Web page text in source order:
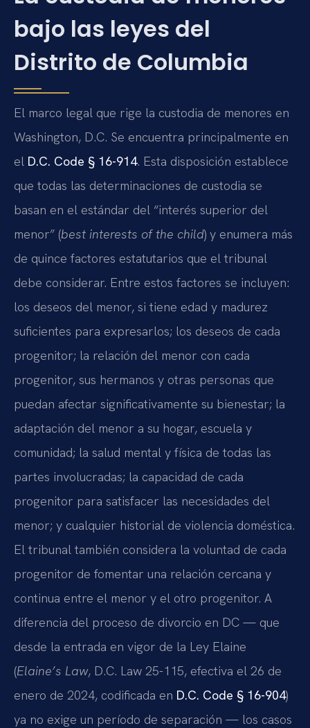
bajo las leyes del
Distrito de Columbia
El marco legal que rige la custodia de menores en
Washington, D.C. Se encuentra principalmente en
el D.C. Code § 16-914. Esta disposición establece
que todas las determinaciones de custodia se
basan en el estándar del “interés superior del
menor” (best interests of the child) y enumera más
de quince factores estatutarios que el tribunal
debe considerar. Entre estos factores se incluyen:
los deseos del menor, si tiene edad y madurez
suficientes para expresarlos; los deseos de cada
progenitor; la relación del menor con cada
progenitor, sus hermanos y otras personas que
puedan afectar significativamente su bienestar; la
adaptación del menor a su hogar, escuela y
comunidad; la salud mental y física de todas las
partes involucradas; la capacidad de cada
progenitor para satisfacer las necesidades del
menor; y cualquier historial de violencia doméstica.
El tribunal también considera la voluntad de cada
progenitor de fomentar una relación cercana y
continua entre el menor y el otro progenitor. A
diferencia del proceso de divorcio en DC — que
desde la entrada en vigor de la Ley Elaine
(Elaine’s Law, D.C. Law 25-115, efectiva el 26 de
enero de 2024, codificada en D.C. Code § 16-904)
ya no exige un período de separación — los casos